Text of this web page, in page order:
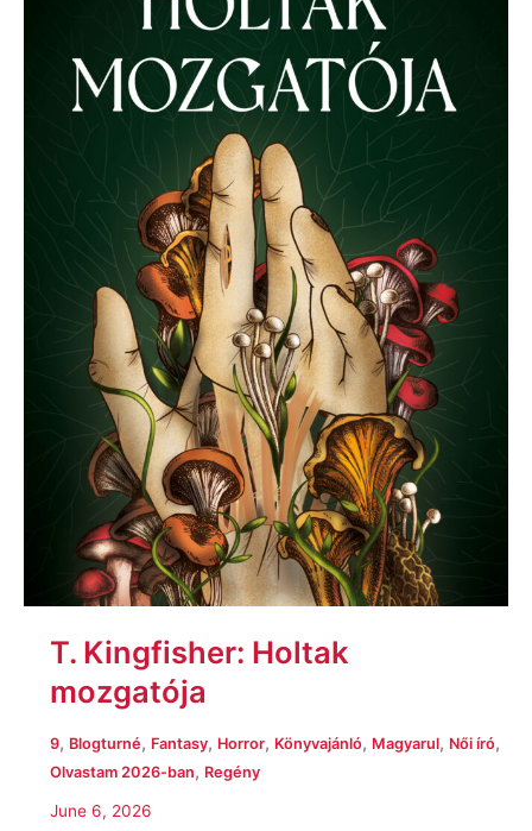
T. Kingfisher: Holtak
mozgatója
9, Blogturné, Fantasy, Horror, Könyvajánló, Magyarul, Női író,
Olvastam 2026-ban, Regény
June 6, 2026